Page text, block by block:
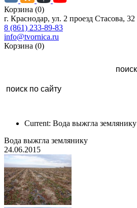
Корзина (0)
г. Краснодар, ул. 2 проезд Стасова, 32
8 (861) 233-89-83
info@tvornica.ru
Корзина (0)
Current: Вода выжгла землянику
Вода выжгла землянику
24.06.2015